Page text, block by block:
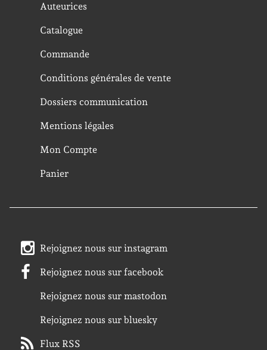
Auteurices
Catalogue
Commande
Conditions générales de vente
Dossiers communication
Mentions légales
Mon Compte
Panier
Rejoignez nous sur instagram
Rejoignez nous sur facebook
Rejoignez nous sur mastodon
Rejoignez nous sur bluesky
Flux RSS